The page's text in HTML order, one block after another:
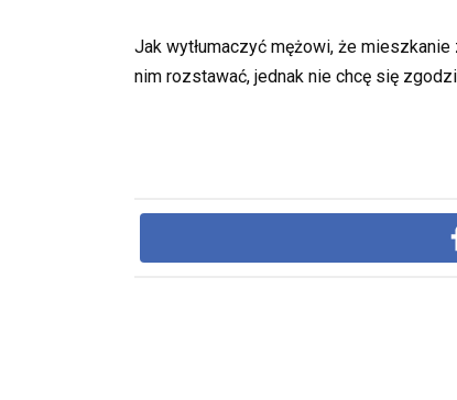
Jak wytłumaczyć mężowi, że
nim rozstawać, jednak nie chcę się